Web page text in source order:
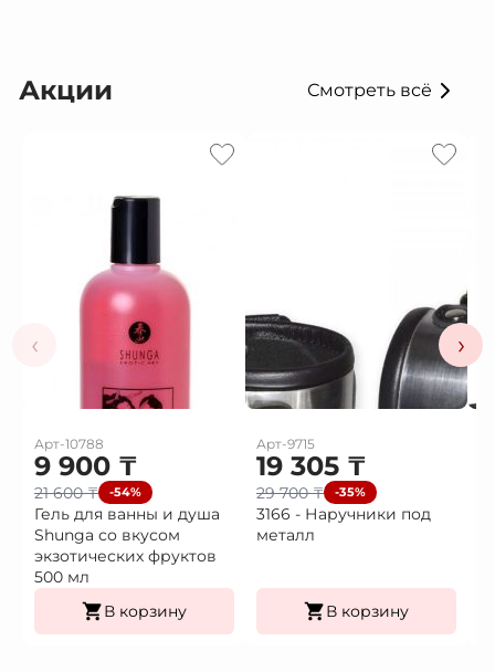
Акции Смотреть всё
‹
Арт-10788
9 900 ₸
21 600₸ -54%
Гель для ванны и душа
Shunga со вкусом
экзотических фруктов
500 мл
В корзину
Арт-9715
19 305 ₸
29 700₸ -35%
3166 - Наручники под
металл
В корзину
›